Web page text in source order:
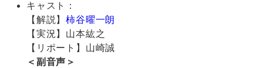
キャスト：
【解説】柿谷曜一朗
【実況】山本紘之
【リポート】山崎誠
＜副音声＞